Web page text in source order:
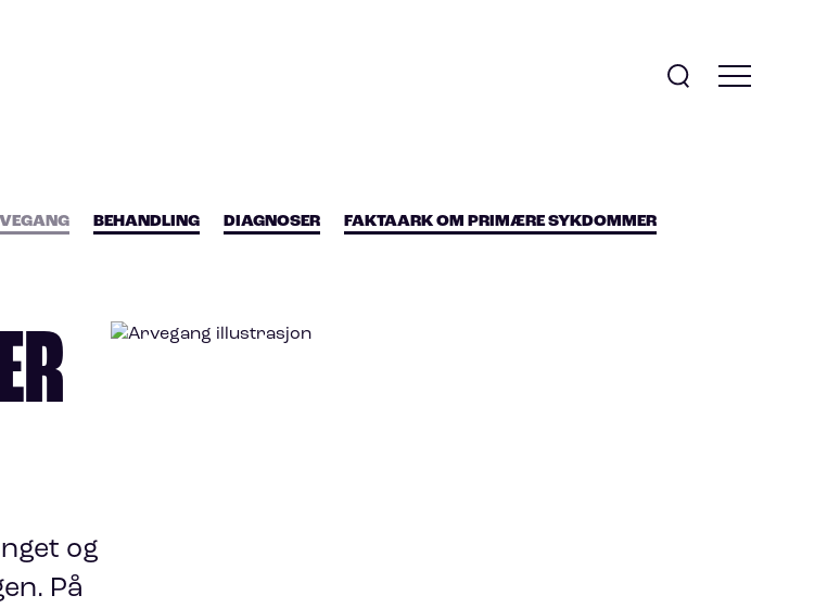
BEHANDLING DIAGNOSER FAKTAARK OM PRIMÆRE SYKDOMMER
og
På